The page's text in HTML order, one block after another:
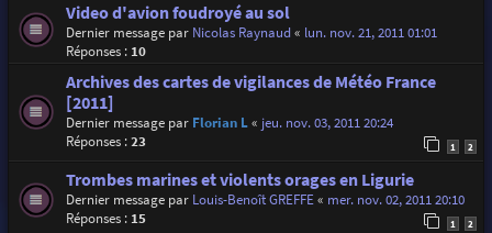
Video d'avion foudroyé au sol
Dernier message par Nicolas Raynaud« lun. nov. 21, 2011 01:01
Réponses : 10
Archives des cartes de vigilances de Météo France
[2011]
Dernier message par Florian L« jeu. nov. 03, 2011 20:24
Réponses :23 1 2
Trombes marines et violents orages en Ligurie
Dernier message par Louis-Benoît GREFFE« mer. nov. 02, 2011 20:10
Réponses : 15 1 2